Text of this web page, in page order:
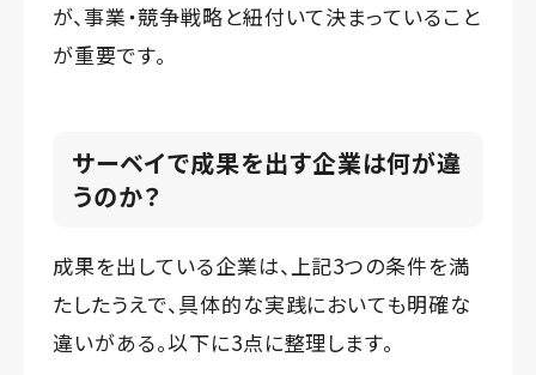
が、事業・競争戦略と紐付いて決まっていること
が重要です。
サーベイで成果を出す企業は何が違
うのか？
成果を出している企業は、上記3つの条件を満
たしたうえで、具体的な実践においても明確な
違いがある。以下に3点に整理します。